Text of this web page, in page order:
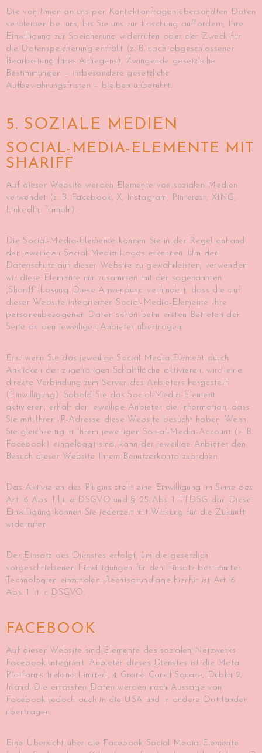
Die von Ihnen an uns per Kontaktanfragen übersandten Daten
verbleiben bei uns, bis Sie uns zur Löschung auffordern, Ihre
Einwilligung zur Speicherung widerrufen oder der Zweck für
die Datenspeicherung entfällt (z. B. nach abgeschlossener
Bearbeitung Ihres Anliegens). Zwingende gesetzliche
Bestimmungen – insbesondere gesetzliche
Aufbewahrungsfristen – bleiben unberührt.
5. SOZIALE MEDIEN
SOCIAL-MEDIA-ELEMENTE MIT
SHARIFF
Auf dieser Website werden Elemente von sozialen Medien
verwendet (z. B. Facebook, X, Instagram, Pinterest, XING,
LinkedIn, Tumblr).
Die Social-Media-Elemente können Sie in der Regel anhand
der jeweiligen Social-Media-Logos erkennen. Um den
Datenschutz auf dieser Website zu gewährleisten, verwenden
wir diese Elemente nur zusammen mit der sogenannten
„Shariff“-Lösung. Diese Anwendung verhindert, dass die auf
dieser Website integrierten Social-Media-Elemente Ihre
personenbezogenen Daten schon beim ersten Betreten der
Seite an den jeweiligen Anbieter übertragen.
Erst wenn Sie das jeweilige Social-Media-Element durch
Anklicken der zugehörigen Schaltfläche aktivieren, wird eine
direkte Verbindung zum Server des Anbieters hergestellt
(Einwilligung). Sobald Sie das Social-Media-Element
aktivieren, erhält der jeweilige Anbieter die Information, dass
Sie mit Ihrer IP-Adresse diese Website besucht haben. Wenn
Sie gleichzeitig in Ihrem jeweiligen Social-Media-Account (z. B.
Facebook) eingeloggt sind, kann der jeweilige Anbieter den
Besuch dieser Website Ihrem Benutzerkonto zuordnen.
Das Aktivieren des Plugins stellt eine Einwilligung im Sinne des
Art. 6 Abs. 1 lit. a DSGVO und § 25 Abs. 1 TTDSG dar. Diese
Einwilligung können Sie jederzeit mit Wirkung für die Zukunft
widerrufen.
Der Einsatz des Dienstes erfolgt, um die gesetzlich
vorgeschriebenen Einwilligungen für den Einsatz bestimmter
Technologien einzuholen. Rechtsgrundlage hierfür ist Art. 6
Abs. 1 lit. c DSGVO.
FACEBOOK
Auf dieser Website sind Elemente des sozialen Netzwerks
Facebook integriert. Anbieter dieses Dienstes ist die Meta
Platforms Ireland Limited, 4 Grand Canal Square, Dublin 2,
Irland. Die erfassten Daten werden nach Aussage von
Facebook jedoch auch in die USA und in andere Drittländer
übertragen.
Eine Übersicht über die Facebook Social-Media-Elemente